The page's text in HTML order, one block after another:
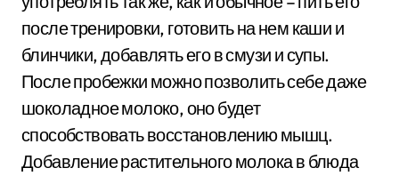
после тренировки, готовить на нем каши и
блинчики, добавлять его в смузи и супы.
После пробежки можно позволить себе даже
шоколадное молоко, оно будет
способствовать восстановлению мышц.
Добавление растительного молока в блюда